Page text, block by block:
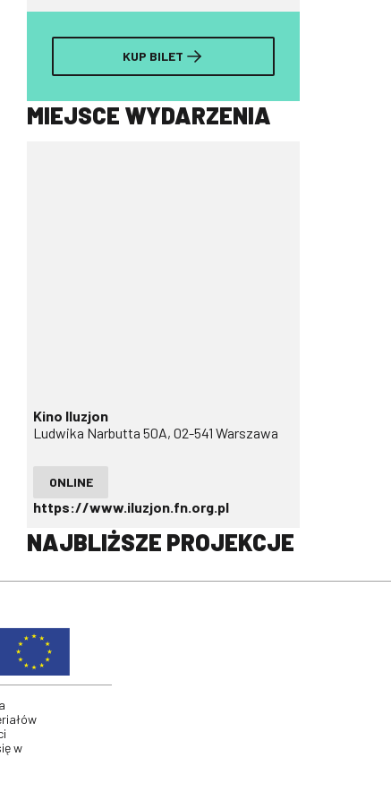
KUP BILET
MIEJSCE WYDARZENIA
Kino Iluzjon
Ludwika Narbutta 50A, 02-541 Warszawa
ONLINE
https://www.iluzjon.fn.org.pl
NAJBLIŻSZE PROJEKCJE
w